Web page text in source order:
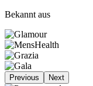
Bekannt aus
Previous Next